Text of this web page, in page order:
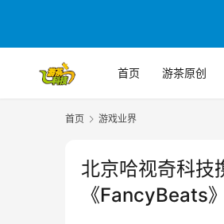
首页 游茶原创
首页 游戏业界
北京哈视奇科技
《FancyBeats